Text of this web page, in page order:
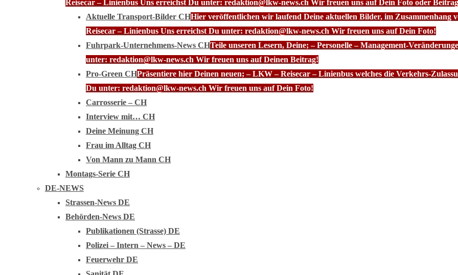
Reisecar – Linienbus Uns erreichst Du unter: redaktion@lkw-news.ch Wir freuen uns auf Dein Foto oder
Aktuelle Transport-Bilder CHHier veröffentlichen wir laufend Deine aktuellen Bilder, im
Reisecar – Linienbus Uns erreichst Du unter: redaktion@lkw-news.ch Wir freuen uns auf Dein Foto!
Fuhrpark-Unternehmens-News CHTeile unseren Lesern, Deine; – Personelle – Management-
unter: redaktion@lkw-news.ch Wir freuen uns auf Deinen Beitrag!
Pro-Green CHPräsentiere hier Deinen neuen; – LKW – Reisecar – Linienbus welches die Verkehrs-
Du unter: redaktion@lkw-news.ch Wir freuen uns auf Dein Foto!
Carrosserie – CH
Interview mit… CH
Deine Meinung CH
Frau im Alltag CH
Von Mann zu Mann CH
Montags-Serie CH
DE-NEWS
Strassen-News DE
Behörden-News DE
Publikationen (Strasse) DE
Polizei – Intern – News – DE
Feuerwehr DE